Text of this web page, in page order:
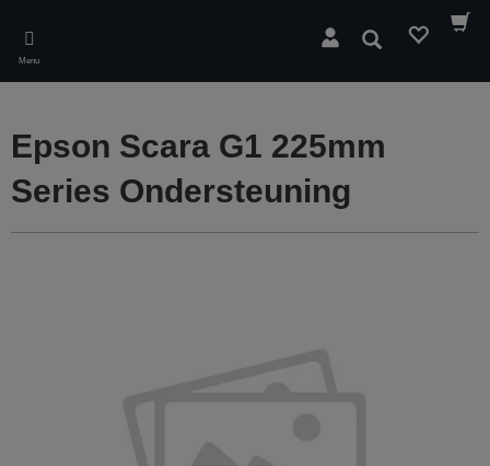
main
content
Menu
Zoeken
Epson Scara G1 225mm
Series Ondersteuning